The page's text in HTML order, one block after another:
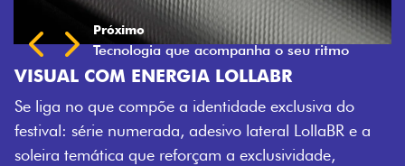
VISUAL COM ENERGIA LOLLABR
Se liga no que compõe a identidade exclusiva do
festival: série numerada, adesivo lateral LollaBR e a
soleira temática que reforçam a exclusividade,
Previous
Next
Próximo
Tecnologia que acompanha o seu ritmo